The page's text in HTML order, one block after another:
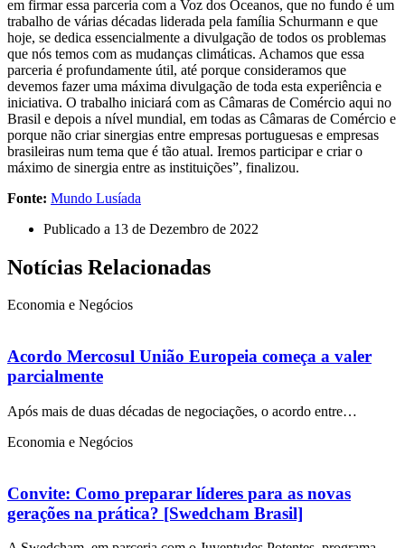
em firmar essa parceria com a Voz dos Oceanos, que no fundo é um
trabalho de várias décadas liderada pela família Schurmann e que
hoje, se dedica essencialmente a divulgação de todos os problemas
que nós temos com as mudanças climáticas. Achamos que essa
parceria é profundamente útil, até porque consideramos que
devemos fazer uma máxima divulgação de toda esta experiência e
iniciativa. O trabalho iniciará com as Câmaras de Comércio aqui no
Brasil e depois a nível mundial, em todas as Câmaras de Comércio e
porque não criar sinergias entre empresas portuguesas e empresas
brasileiras num tema que é tão atual. Iremos participar e criar o
máximo de sinergia entre as instituições”, finalizou.
Fonte: Mundo Lusíada
Publicado a 13 de Dezembro de 2022
Notícias Relacionadas
Economia e Negócios
Acordo Mercosul União Europeia começa a valer
parcialmente
Após mais de duas décadas de negociações, o acordo entre…
Economia e Negócios
Convite: Como preparar líderes para as novas
gerações na prática? [Swedcham Brasil]